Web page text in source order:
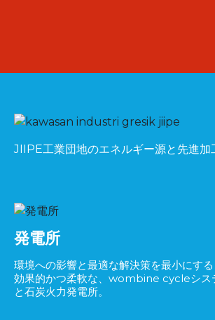
JIIPE工業団地のエネルギー源と先進加
発電所
環境への影響と最適な解決策を最小にす
効果的かつ柔軟な、wombine cycleシス
と石炭火力発電所。